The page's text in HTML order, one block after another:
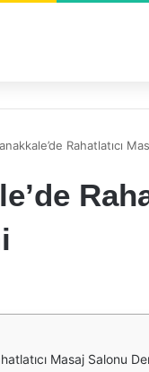
Rahatlatıcı
Masaj Salonu